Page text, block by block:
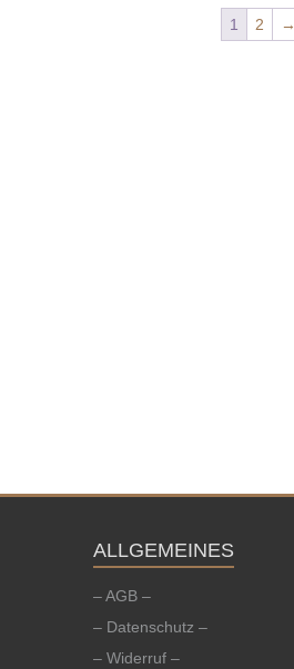
1 2 →
ALLGEMEINES
– AGB –
– Datenschutz –
– Widerruf –